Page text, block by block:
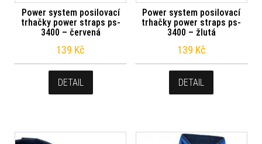
Power system posilovací
trhačky power straps ps-
3400 – červená
139 Kč
DETAIL
Power system posilovací
trhačky power straps ps-
3400 – žlutá
139 Kč
DETAIL